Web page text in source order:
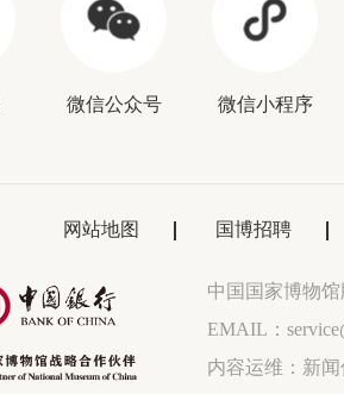
微信公众号 微信小程序
网站地图 国博招聘
中国国家博物
EMAIL：
内容运维：新闻